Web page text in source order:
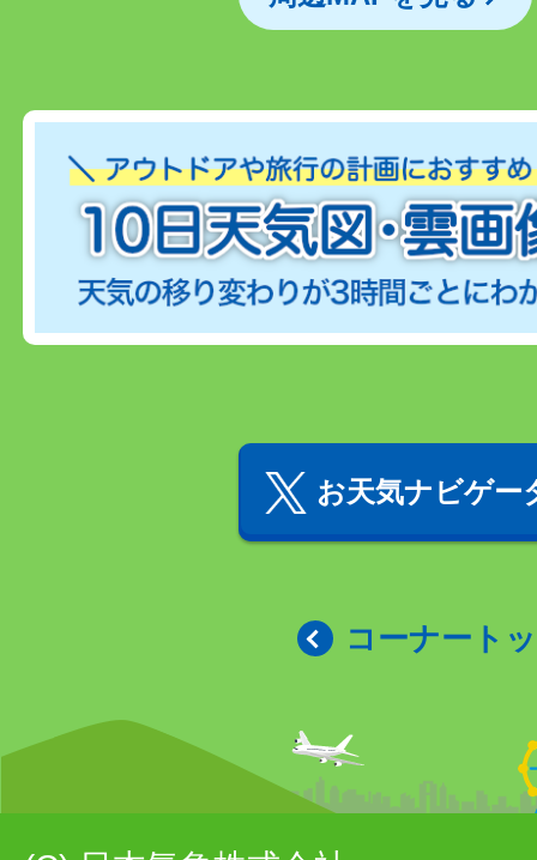
お天気ナビゲー
コーナート